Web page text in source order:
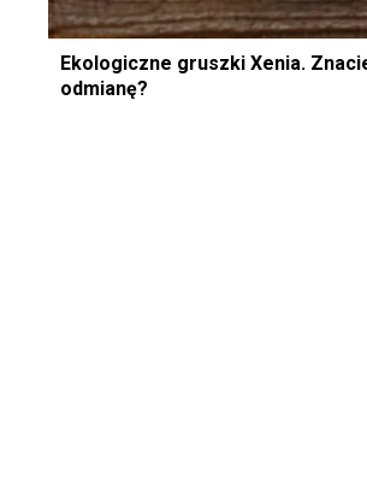
Ekologiczne gruszki Xenia.
odmianę?